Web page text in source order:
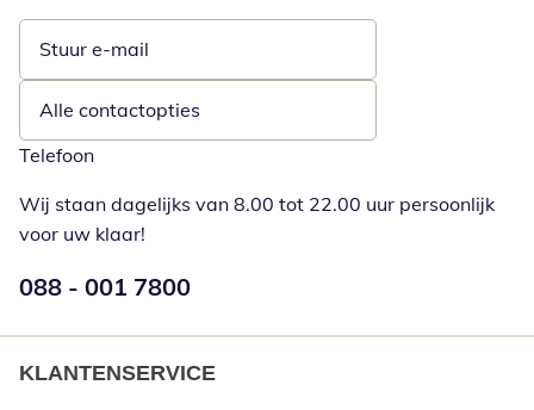
Stuur e-mail
Opent e-mailclient
Alle contactopties
Telefoon
Wij staan dagelijks van 8.00 tot 22.00 uur persoonlijk
voor uw klaar!
Telefoonnummer:
088 - 001 7800
KLANTENSERVICE